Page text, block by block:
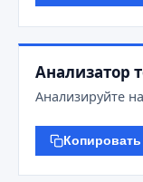
Анализатор
Анализируйте